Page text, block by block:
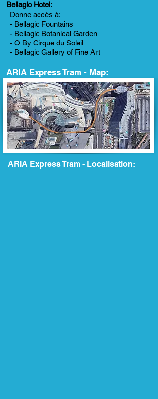
Bellagio Hotel:
Donne accès à:
- Bellagio Fountains
- Bellagio Botanical Garden
- O By Cirque du Soleil
- Bellagio Gallery of Fine Art
ARIA Express Tram - Map:
ARIA Express Tram - Localisation: